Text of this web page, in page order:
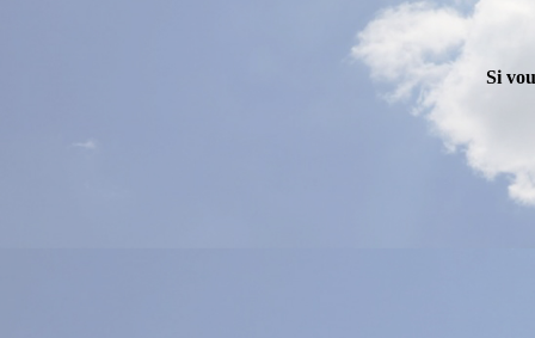
Si